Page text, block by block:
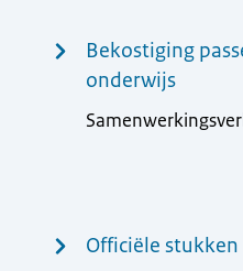
Bekostiging
onderwijs
Officiële stukken